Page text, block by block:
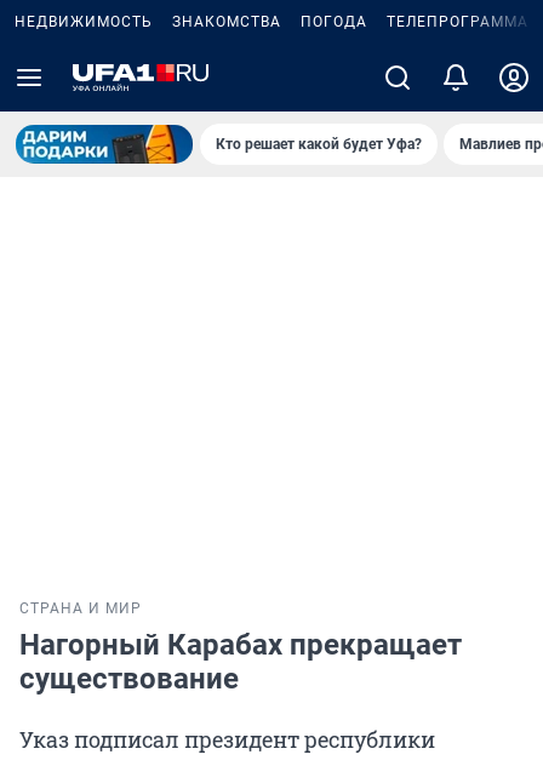
НЕДВИЖИМОСТЬ ЗНАКОМСТВА ПОГОДА ТЕЛЕПРОГРАММА
Кто решает какой будет Уфа? Мавлиев
СТРАНА И МИР
Нагорный Карабах прекращает
существование
Указ подписал президент республики